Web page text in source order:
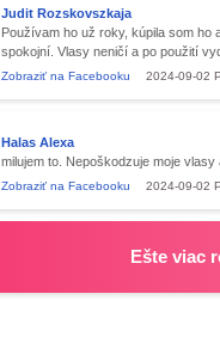
Judit Rozskovszkaja
Používam ho už roky, kúpila som
spokojní. Vlasy neničí a po použití
Zobraziť na Facebooku 2024-09-02
Halas Alexa
milujem to. Nepoškodzuje moje
Zobraziť na Facebooku 2024-09-02
Ešte viac